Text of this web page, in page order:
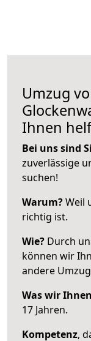
Umzug
Ihnen
Bei uns sind
zuverlässige
suchen!
Warum?Weil
richtig ist.
Wie? Durch
können wir
andere
Was wir
17 Jahren.
Kompetenz,